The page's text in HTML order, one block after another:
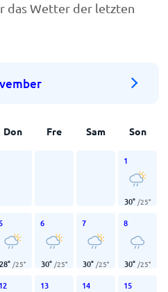
das Wetter der letzten
Don Fre Sam Son
1
30° /25°
28° /25°
6
30° /25°
7
30° /25°
8
30° /25°
12 13 14 15